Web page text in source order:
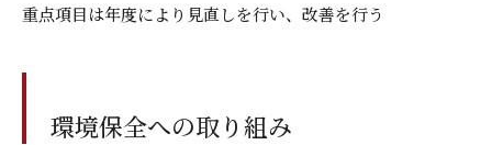
重点項目は年度により見直しを行い、改善を行う
環境保全への取り組み